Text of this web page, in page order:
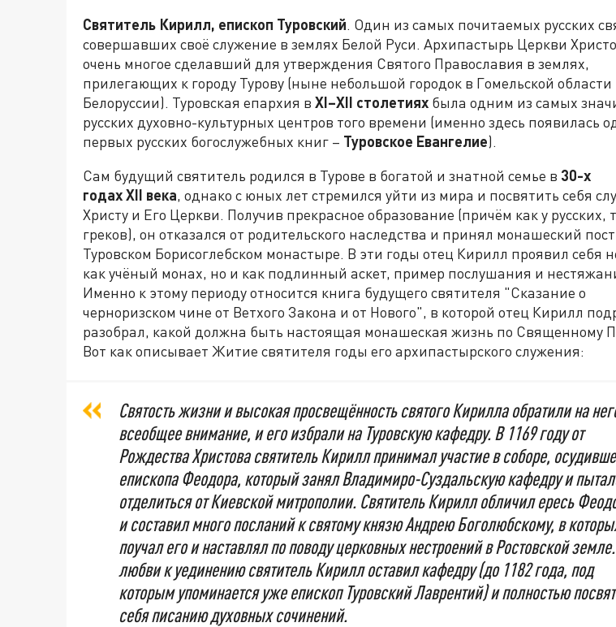
Святитель Кирилл, епископ Туровский. Один из самых почитаемых русских
совершавших своё служение в землях Белой Руси. Архипастырь Церкви
очень многое сделавший для утверждения Святого Православия в землях,
прилегающих к городу Турову (ныне небольшой городок в Гомельской области
Белоруссии). Туровская епархия в XI–XII столетиях была одним из самых
русских духовно-культурных центров того времени (именно здесь появилась
первых русских богослужебных книг – Туровское Евангелие).
Сам будущий святитель родился в Турове в богатой и знатной семье в 30-х
годах XII века, однако с юных лет стремился уйти из мира и посвятить себя
Христу и Его Церкви. Получив прекрасное образование (причём как у русских,
греков), он отказался от родительского наследства и принял монашеский
Туровском Борисоглебском монастыре. В эти годы отец Кирилл проявил себя
как учёный монах, но и как подлинный аскет, пример послушания и
Именно к этому периоду относится книга будущего святителя "Сказание о
черноризском чине от Ветхого Закона и от Нового", в которой отец Кирилл
разобрал, какой должна быть настоящая монашеская жизнь по Священному
Вот как описывает Житие святителя годы его архипастырского служения:
Святость жизни и высокая просвещённость святого Кирилла обратили на
всеобщее внимание, и его избрали на Туровскую кафедру. В 1169 году от
Рождества Христова святитель Кирилл принимал участие в соборе,
епископа Феодора, который занял Владимиро-Суздальскую кафедру и
отделиться от Киевской митрополии. Святитель Кирилл обличил ересь
и составил много посланий к святому князю Андрею Боголюбскому, в
поучал его и наставлял по поводу церковных нестроений в Ростовской
любви к уединению святитель Кирилл оставил кафедру (до 1182 года, под
которым упоминается уже епископ Туровский Лаврентий) и полностью
себя писанию духовных сочинений.